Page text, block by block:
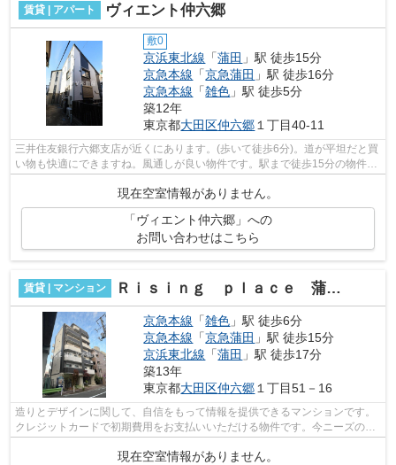
賃貸 | アパート ヴィエント仲六郷
敷0
京浜東北線 「蒲田 」駅 徒歩15分
京急本線 「京急蒲田 」駅 徒歩16分
京急本線 「雑色 」駅 徒歩5分
築12年
東京都大田区仲六郷 １丁目40-11
三井住友銀行六郷支店が近くにあります。(歩いて徒歩6分)。道が平坦だと買
い物も快適にできますね。風通しが良い物件です。駅まで徒歩15分の物件で
す。2駅利用できる場所にあり、行き...
現在空室情報がありません。
「ヴィエント仲六郷」への
お問い合わせはこちら
賃貸 | マンション Ｒｉｓｉｎｇ ｐｌａｃｅ 蒲田南
京急本線 「雑色 」駅 徒歩6分
京急本線 「京急蒲田 」駅 徒歩15分
京浜東北線 「蒲田 」駅 徒歩17分
築13年
東京都大田区仲六郷 １丁目51－16
造りとデザインに関して、自信をもって情報を提供できるマンションです。
クレジットカードで初期費用をお支払いいただける物件です。今ニーズの高
現在空室情報がありません。